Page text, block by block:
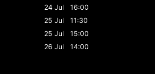
24 Jul
16:00
25 Jul
11:30
25 Jul
15:00
26 Jul
14:00